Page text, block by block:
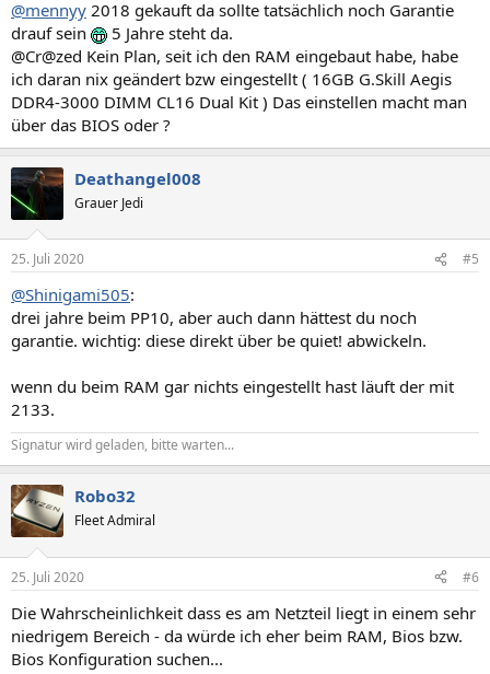
@mennyy 2018 gekauft da sollte tatsächlich noch Garantie
drauf sein
5 Jahre steht da.
@Cr@zed Kein Plan, seit ich den RAM eingebaut habe, habe
ich daran nix geändert bzw eingestellt ( 16GB G.Skill Aegis
DDR4-3000 DIMM CL16 Dual Kit ) Das einstellen macht man
über das BIOS oder ?
Deathangel008
Grauer Jedi
25. Juli 2020 #5
@Shinigami505:
drei jahre beim PP10, aber auch dann hättest du noch
garantie. wichtig: diese direkt über be quiet! abwickeln.
wenn du beim RAM gar nichts eingestellt hast läuft der mit
2133.
Signatur wird geladen, bitte warten...
Robo32
Fleet Admiral
25. Juli 2020 #6
Die Wahrscheinlichkeit dass es am Netzteil liegt in einem sehr
niedrigem Bereich - da würde ich eher beim RAM, Bios bzw.
Bios Konfiguration suchen...